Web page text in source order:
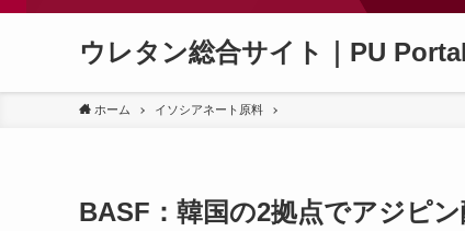
ウレタン総合サイト｜PU Portal
ホーム イソシアネート原料
BASF：韓国の2拠点でアジピ